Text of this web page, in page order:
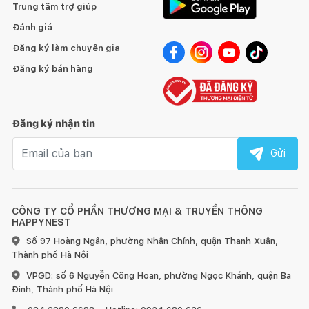
Máy rửa chén Malloca MDW14-S08SI
được thiết kế 8 chương
trình rửa đa dạng.
Chương trình Tối thiểu 14 phút: Chương trình nhanh nhất
hợp với cài đặt 4 vị trí.
Chương trình Nhanh 30 phút: Thích hợp cho chén đĩa ít bẩn
CÔNG TY CỔ PHẦN THƯƠNG MẠI & TRUYỀN THÔNG
HAPPYNEST
Số 97 Hoàng Ngân, phường Nhân Chính, quận Thanh Xuân,
Thành phố Hà Nội
VPGD: số 6 Nguyễn Công Hoan, phường Ngọc Khánh, quận Ba
Đình, Thành phố Hà Nội
Trung tâm trợ giúp
Đánh giá
Đăng ký làm chuyên gia
Đăng ký bán hàng
Đăng ký nhận tin
Gửi